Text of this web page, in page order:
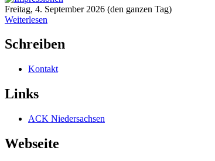
Freitag, 4. September 2026 (den ganzen Tag)
Weiterlesen
Schreiben
Kontakt
Links
ACK Niedersachsen
Webseite